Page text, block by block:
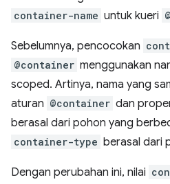
container-name untuk kueri
Sebelumnya, pencocokan
@container menggunakan
scoped. Artinya, nama yang
aturan @container dan
berasal dari pohon yang
container-type berasal dari
Dengan perubahan ini, nilai